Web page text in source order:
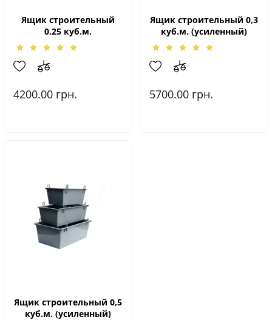
Ящик строительный
0,25 куб.м.
4200.00 грн.
Ящик строительный 0,3
куб.м. (усиленный)
5700.00 грн.
Ящик строительный 0,5
куб.м. (усиленный)